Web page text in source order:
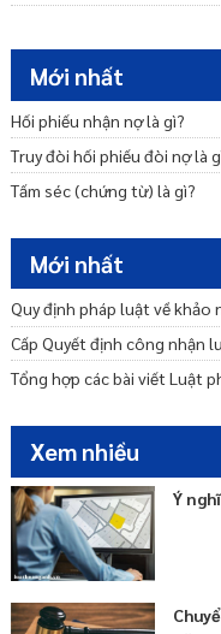
Thủ tục điều chỉnh giấy
Di Sản Thiên Nhiên Là Gì?
Hệ thống quy chuẩn kỹ
Mới nhất
Hối phiếu nhận nợ là gì?
Truy đòi hối phiếu đòi nợ là
Tấm séc (chứng từ) là gì?
Mới nhất
Quy định pháp luật về khảo
Cấp Quyết định công nhận
Tổng hợp các bài viết Luật
Xem nhiều
Ý